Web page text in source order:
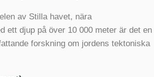
av Stilla havet, nära
ett djup på över 10 000 meter är det en
forskning om jordens tektoniska